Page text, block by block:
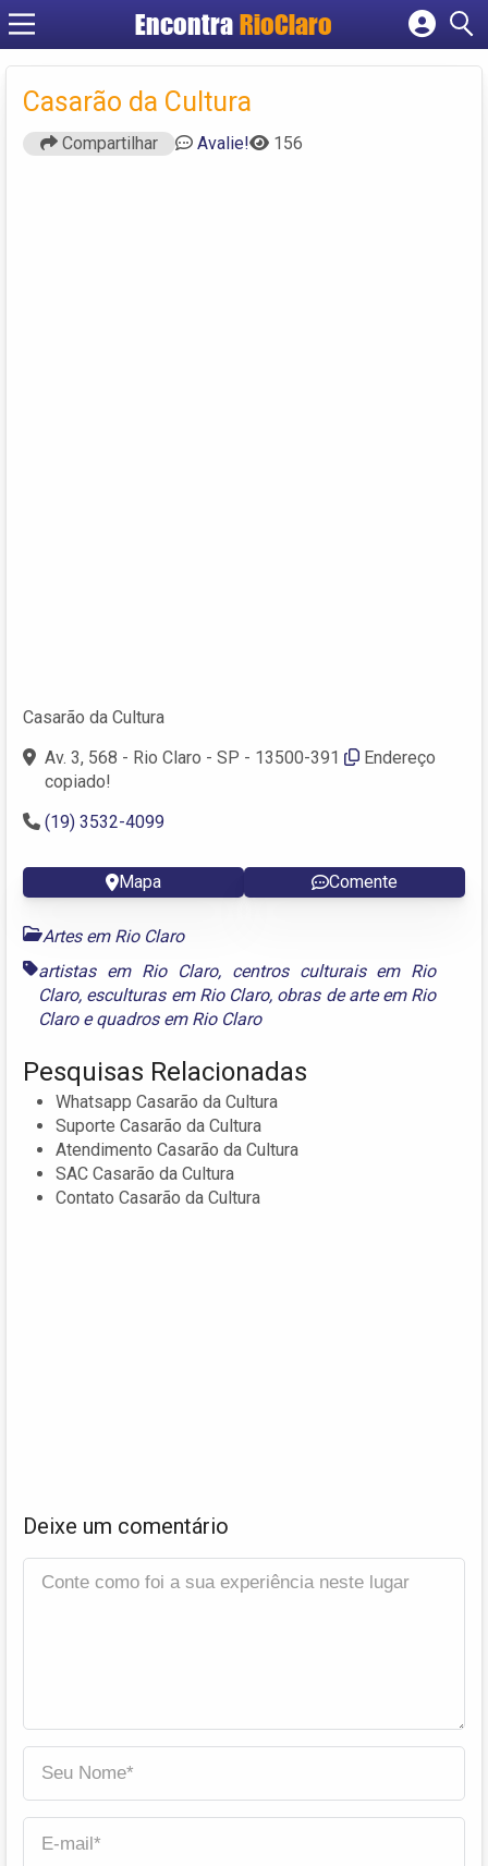
Encontra RioClaro
Cadastrar empresa
Criar conta
Casarão da Cultura
Compartilhar Avalie! 156
Casarão da Cultura
Av. 3, 568 - Rio Claro - SP - 13500-391
Endereço
copiado!
(19) 3532-4099
Mapa Comente
Artes em Rio Claro
artistas em Rio Claro, centros culturais em Rio
Claro, esculturas em Rio Claro, obras de arte em Rio
Claroequadros em Rio Claro
Pesquisas Relacionadas
Whatsapp Casarão da Cultura
Suporte Casarão da Cultura
Atendimento Casarão da Cultura
SAC Casarão da Cultura
Contato Casarão da Cultura
Deixe um comentário